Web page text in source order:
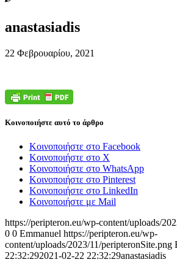
anastasiadis
22 Φεβρουαρίου, 2021
Κοινοποιήστε αυτό το άρθρο
Κοινοποιήστε στο Facebook
Κοινοποιήστε στο X
Κοινοποιήστε στο WhatsApp
Κοινοποιήστε στο Pinterest
Κοινοποιήστε στο LinkedIn
Κοινοποιήστε με Mail
https://peripteron.eu/wp-content/uploads/
0 0 Emmanuel https://peripteron.eu/wp-
content/uploads/2023/11/peripteronSite.png
22:32:292021-02-22 22:32:29anastasiadis